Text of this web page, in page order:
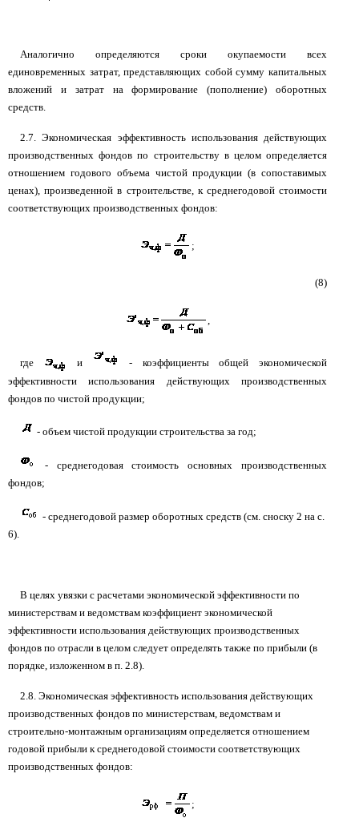
Аналогично определяются сроки окупаемости всех
единовременных затрат, представляющих собой сумму капитальных
вложений и затрат на формирование (пополнение) оборотных
средств.
2.7. Экономическая эффективность использования действующих
производственных фондов по строительству в целом определяется
отношением годового объема чистой продукции (в сопоставимых
ценах), произведенной в строительстве, к среднегодовой стоимости
соответствующих производственных фондов:
;
(8)
где и
- коэффициенты общей экономической
эффективности использования действующих производственных
фондов по чистой продукции;
- объем чистой продукции строительства за год;
- среднегодовая стоимость основных производственных
фондов;
- среднегодовой размер оборотных средств (см. сноску 2 на с.
6).
В целях увязки с расчетами экономической эффективности по
министерствам и ведомствам коэффициент экономической
эффективности использования действующих производственных
фондов по отрасли в целом следует определять также по прибыли (в
порядке, изложенном в п. 2.8).
2.8. Экономическая эффективность использования действующих
производственных фондов по министерствам, ведомствам и
строительно-монтажным организациям определяется отношением
годовой прибыли к среднегодовой стоимости соответствующих
производственных фондов:
;